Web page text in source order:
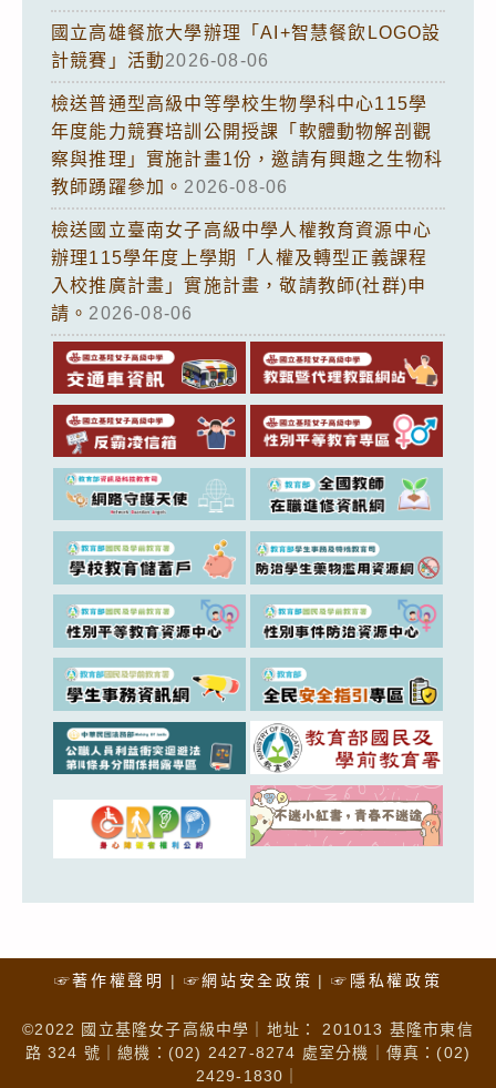
國立高雄餐旅大學辦理「AI+智慧餐飲LOGO設
計競賽」活動2026-08-06
檢送普通型高級中等學校生物學科中心115學
年度能力競賽培訓公開授課「軟體動物解剖觀
察與推理」實施計畫1份，邀請有興趣之生物科
教師踴躍參加。 2026-08-06
檢送國立臺南女子高級中學人權教育資源中心
辦理115學年度上學期「人權及轉型正義課程
入校推廣計畫」實施計畫，敬請教師(社群)申
請。 2026-08-06
☞著作權聲明 ☞網站安全政策 ☞隱私權政策
©2022 國立基隆女子高級中學｜地址： 201013 基隆市東信
路 324 號｜總機：(02) 2427-8274 處室分機｜傳真：(02)
2429-1830｜